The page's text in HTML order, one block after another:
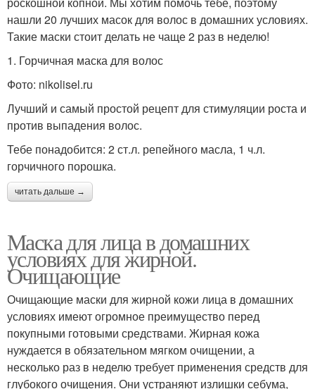
нашли 20 лучших масок для волос в домашних условиях.
Такие маски стоит делать не чаще 2 раз в неделю!
1. Горчичная маска для волос
Фото: nikolisel.ru
Лучший и самый простой рецепт для стимуляции роста и
против выпадения волос.
Тебе понадобится: 2 ст.л. репейного масла, 1 ч.л.
горчичного порошка.
читать дальше →
Маска для лица в домашних
условиях для жирной.
Очищающие
Очищающие маски для жирной кожи лица в домашних
условиях имеют огромное преимущество перед
покупными готовыми средствами. Жирная кожа
нуждается в обязательном мягком очищении, а
несколько раз в неделю требует применения средств для
глубокого очищения. Они устраняют излишки себума,